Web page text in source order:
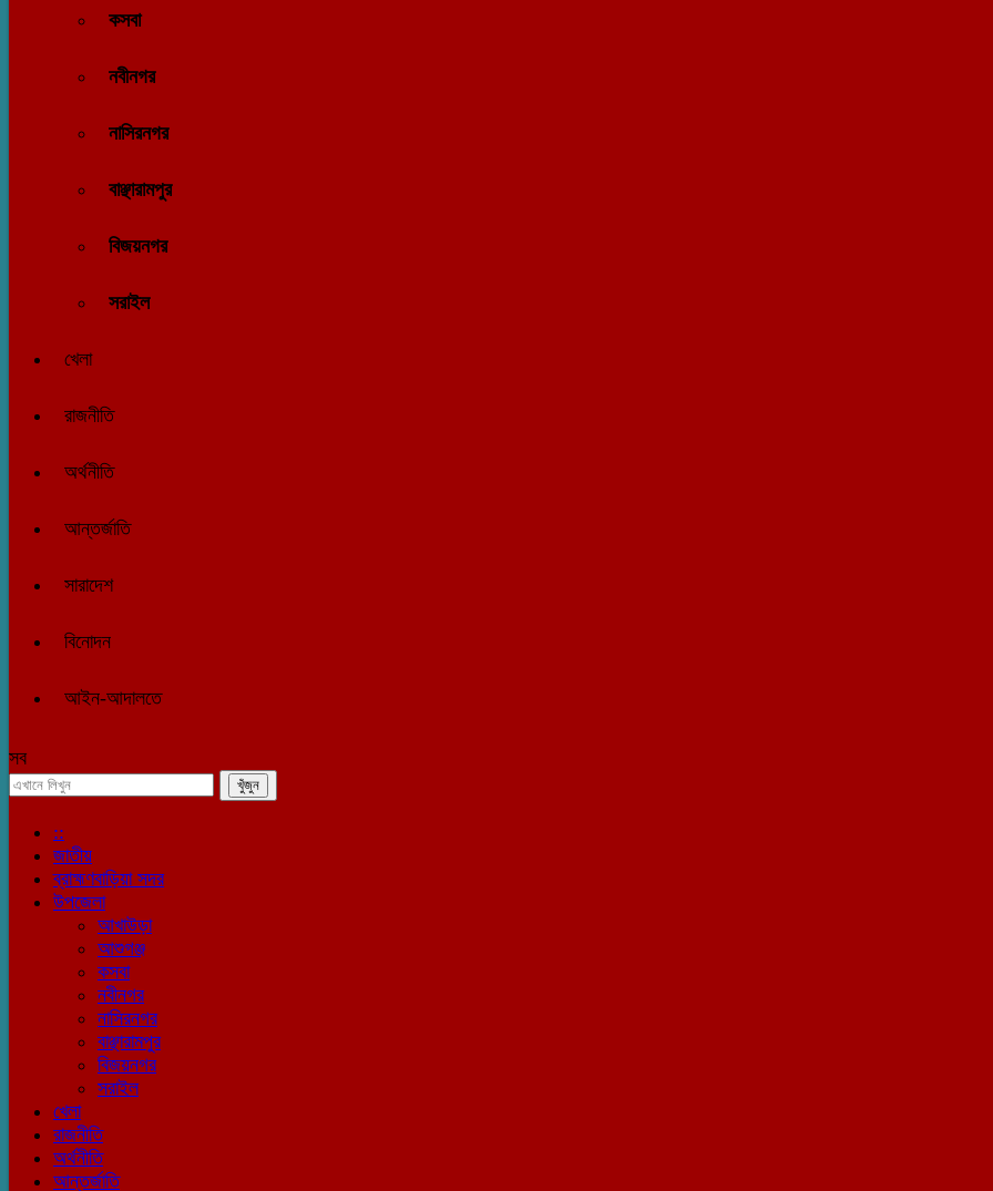
কসবা
নবীনগর
নাসিরনগর
বাঞ্ছারামপুর
বিজয়নগর
সরাইল
খেলা
রাজনীতি
অর্থনীতি
আন্তর্জাতি
সারাদেশ
বিনোদন
আইন-আদালতে
সব
::
জাতীয়
ব্রাহ্মণবাড়িয়া সদর
উপজেলা
আখাউড়া
আশুগঞ্জ
কসবা
নবীনগর
নাসিরনগর
বাঞ্ছারামপুর
বিজয়নগর
সরাইল
খেলা
রাজনীতি
অর্থনীতি
আন্তর্জাতি